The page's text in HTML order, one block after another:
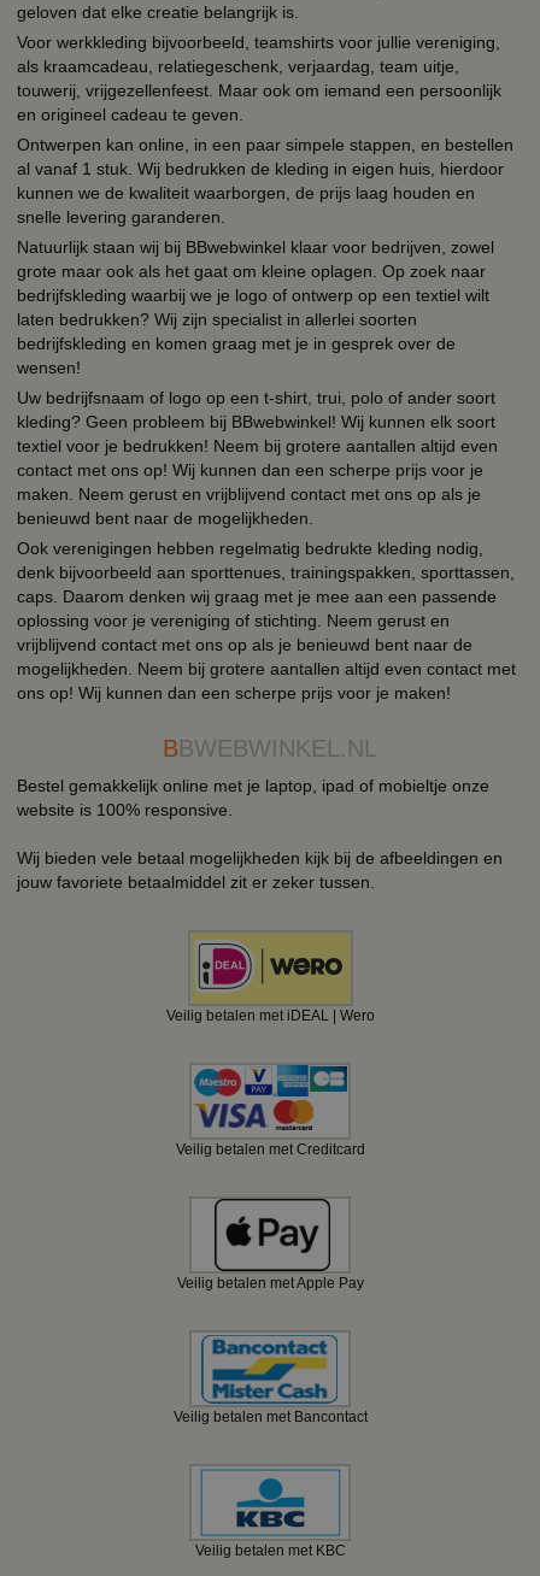
geloven dat elke creatie belangrijk is.
Voor werkkleding bijvoorbeeld, teamshirts voor jullie vereniging,
als kraamcadeau, relatiegeschenk, verjaardag, team uitje,
touwerij, vrijgezellenfeest. Maar ook om iemand een persoonlijk
en origineel cadeau te geven.
Ontwerpen kan online, in een paar simpele stappen, en bestellen
al vanaf 1 stuk. Wij bedrukken de kleding in eigen huis, hierdoor
kunnen we de kwaliteit waarborgen, de prijs laag houden en
snelle levering garanderen.
Natuurlijk staan wij bij BBwebwinkel klaar voor bedrijven, zowel
grote maar ook als het gaat om kleine oplagen. Op zoek naar
bedrijfskleding waarbij we je logo of ontwerp op een textiel wilt
laten bedrukken? Wij zijn specialist in allerlei soorten
bedrijfskleding en komen graag met je in gesprek over de
wensen!
Uw bedrijfsnaam of logo op een t-shirt, trui, polo of ander soort
kleding? Geen probleem bij BBwebwinkel! Wij kunnen elk soort
textiel voor je bedrukken! Neem bij grotere aantallen altijd even
contact met ons op! Wij kunnen dan een scherpe prijs voor je
maken. Neem gerust en vrijblijvend contact met ons op als je
benieuwd bent naar de mogelijkheden.
Ook verenigingen hebben regelmatig bedrukte kleding nodig,
denk bijvoorbeeld aan sporttenues, trainingspakken, sporttassen,
caps. Daarom denken wij graag met je mee aan een passende
oplossing voor je vereniging of stichting. Neem gerust en
vrijblijvend contact met ons op als je benieuwd bent naar de
mogelijkheden. Neem bij grotere aantallen altijd even contact met
ons op! Wij kunnen dan een scherpe prijs voor je maken!
BBWEBWINKEL.NL
Bestel gemakkelijk online met je laptop, ipad of mobieltje onze
website is 100% responsive.
Wij bieden vele betaal mogelijkheden kijk bij de afbeeldingen en
jouw favoriete betaalmiddel zit er zeker tussen.
Veilig betalen met iDEAL | Wero
Veilig betalen met Creditcard
Veilig betalen met Apple Pay
Veilig betalen met Bancontact
Veilig betalen met KBC